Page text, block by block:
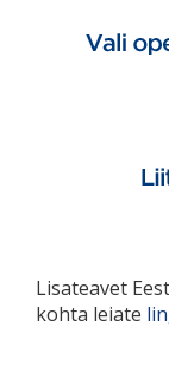
Lisateavet
kohta leiate